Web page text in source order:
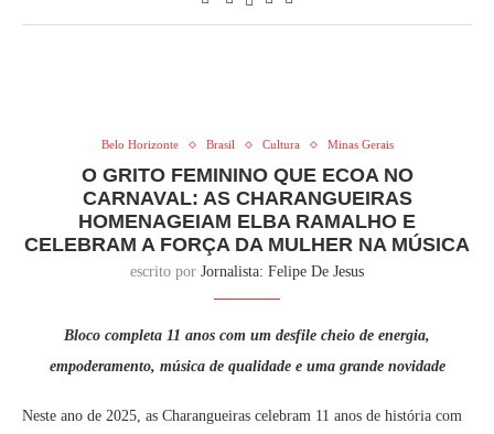
Belo Horizonte Brasil Cultura Minas Gerais
O GRITO FEMININO QUE ECOA NO
CARNAVAL: AS CHARANGUEIRAS
HOMENAGEIAM ELBA RAMALHO E
CELEBRAM A FORÇA DA MULHER NA MÚSICA
escrito por Jornalista: Felipe De Jesus
Bloco completa 11 anos com um desfile cheio de energia,
empoderamento, música de qualidade e uma grande novidade
Neste ano de 2025, as Charangueiras celebram 11 anos de história com